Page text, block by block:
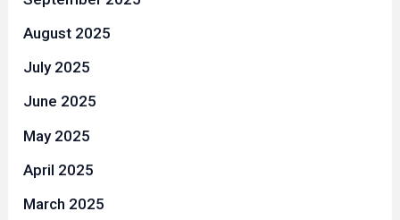
August 2025
July 2025
June 2025
May 2025
April 2025
March 2025